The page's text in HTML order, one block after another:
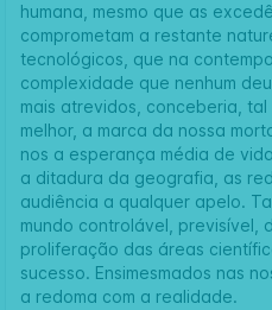
humana, mesmo que as
comprometam a restante
tecnológicos, que na
complexidade que nenhum
mais atrevidos, conceberia,
melhor, a marca da nossa
nos a esperança média de
a ditadura da geografia, as
audiência a qualquer apelo.
mundo controlável, previsível,
proliferação das áreas
sucesso. Ensimesmados nas
a redoma com a realidade.